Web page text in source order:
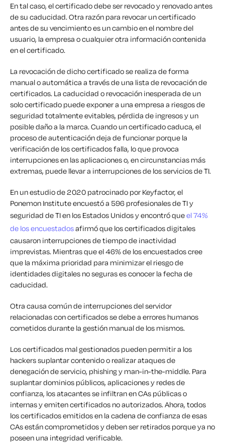
En tal caso, el certificado debe ser revocado y renovado antes
de su caducidad. Otra razón para revocar un certificado
antes de su vencimiento es un cambio en el nombre del
usuario, la empresa o cualquier otra información contenida
en el certificado.
La revocación de dicho certificado se realiza de forma
manual o automática a través de una lista de revocación de
certificados. La caducidad o revocación inesperada de un
solo certificado puede exponer a una empresa a riesgos de
seguridad totalmente evitables, pérdida de ingresos y un
posible daño a la marca. Cuando un certificado caduca, el
proceso de autenticación deja de funcionar porque la
verificación de los certificados falla, lo que provoca
interrupciones en las aplicaciones o, en circunstancias más
extremas, puede llevar a interrupciones de los servicios de TI.
En un estudio de 2020 patrocinado por Keyfactor, el
Ponemon Institute encuestó a 596 profesionales de TI y
seguridad de TI en los Estados Unidos y encontró queel 74%
de los encuestadosafirmó que los certificados digitales
causaron interrupciones de tiempo de inactividad
imprevistas. Mientras que el 46% de los encuestados cree
que la máxima prioridad para minimizar el riesgo de
identidades digitales no seguras es conocer la fecha de
caducidad.
Otra causa común de interrupciones del servidor
relacionadas con certificados se debe a errores humanos
cometidos durante la gestión manual de los mismos.
Los certificados mal gestionados pueden permitir a los
hackers suplantar contenido o realizar ataques de
denegación de servicio, phishing y man-in-the-middle. Para
suplantar dominios públicos, aplicaciones y redes de
confianza, los atacantes se infiltran en CAs públicas o
internas y emiten certificados no autorizados. Ahora, todos
los certificados emitidos en la cadena de confianza de esas
CAs están comprometidos y deben ser retirados porque ya no
poseen una integridad verificable.